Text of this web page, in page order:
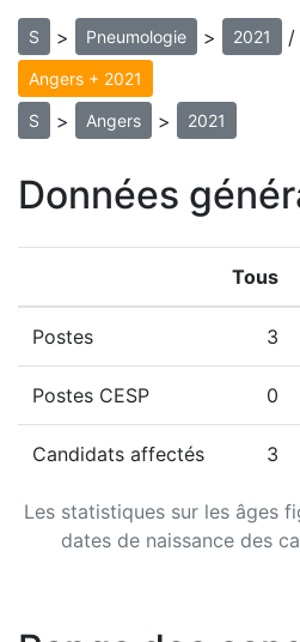
S > Pneumologie > 2021 /
Angers + 2021
S > Angers > 2021
Données
Les statistiques sur les âges
dates de naissance des
Tous
Postes 3
Postes CESP 0
Candidats affectés 3